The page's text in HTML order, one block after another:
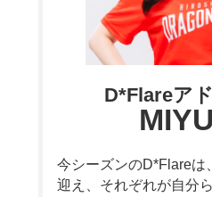
D*Flareア
今シーズンのD*Flareは
迎え、それぞれが自分